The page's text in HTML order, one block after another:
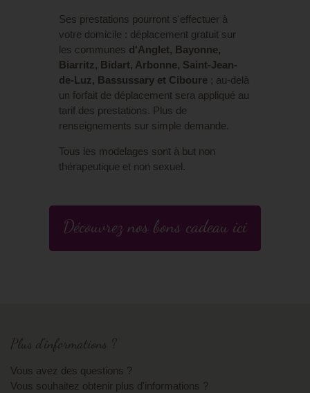
Ses prestations pourront s'effectuer à
votre domicile : déplacement gratuit sur
les communes d'Anglet, Bayonne,
Biarritz, Bidart, Arbonne, Saint-Jean-
de-Luz, Bassussary et Ciboure ; au-delà
un forfait de déplacement sera appliqué au
tarif des prestations. Plus de
renseignements sur simple demande.
Tous les modelages sont à but non
thérapeutique et non sexuel.
Découvrez nos bons cadeau ici
Plus d'informations ?
Vous avez des questions ?
Vous souhaitez obtenir plus d'informations ?